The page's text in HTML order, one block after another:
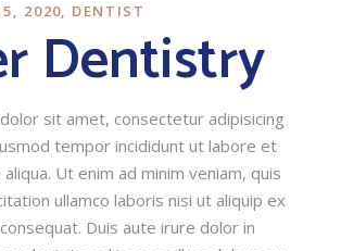
2020 DENTIST
Dentistry
sit amet, consectetur adipisicing
tempor incididunt ut labore et
Ut enim ad minim veniam, quis
ullamco laboris nisi ut aliquip ex
Duis aute irure dolor in